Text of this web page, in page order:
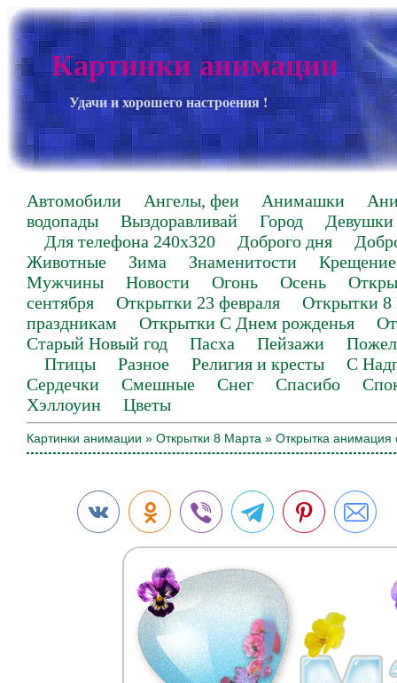
Картинки анимации
Удачи и хорошего настроения !
Автомобили Ангелы, феи Анимашки
водопады
Выздоравливай Город
Девушки
Для телефона 240х320
Доброго дня
Животные
Зима Знаменитости
Крещение
Мужчины
Новости Огонь Осень
сентября
Открытки 23 февраля
Открытки 8
праздникам
Открытки С Днем рожденья
Старый Новый год
Пасха Пейзажи
Птицы
Разное Религия и кресты
С
Сердечки
Смешные Снег Спасибо
Хэллоуин
Цветы
Картинки анимации » Открытки 8 Марта » Открытка анимация